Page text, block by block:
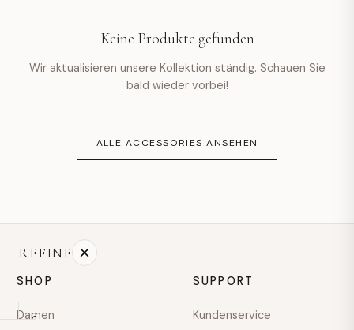
Keine Produkte gefunden
Wir aktualisieren unsere Kollektion ständig. Schauen Sie
bald wieder vorbei!
ALLE ACCESSORIES ANSEHEN
REFINE
On
SHOP
Damen
SUPPORT
Kundenservice
Mo–Fr · 9:00–18:00